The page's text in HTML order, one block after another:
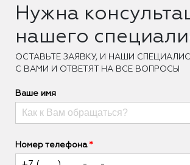
Нужна
нашего
ОCТАВЬТЕ ЗАЯВКУ, И НАШИ
С ВАМИ И ОТВЕТЯТ НА ВСЕ ВОПРОСЫ
Ваше имя
Номер телефона